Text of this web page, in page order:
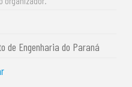
de Engenharia do Paraná